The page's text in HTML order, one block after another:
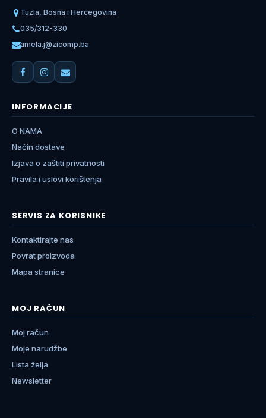
Tuzla, Bosna i Hercegovina
035/312-330
amela.j@zicomp.ba
INFORMACIJE
O NAMA
Način dostave
Izjava o zaštiti privatnosti
Pravila i uslovi korištenja
SERVIS ZA KORISNIKE
Kontaktirajte nas
Povrat proizvoda
Mapa stranice
MOJ RAČUN
Moj račun
Moje narudžbe
Lista želja
Newsletter